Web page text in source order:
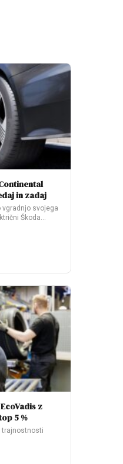
in zadaj
vgradnjo svojega
Škoda…
z
5 %
trajnostnosti